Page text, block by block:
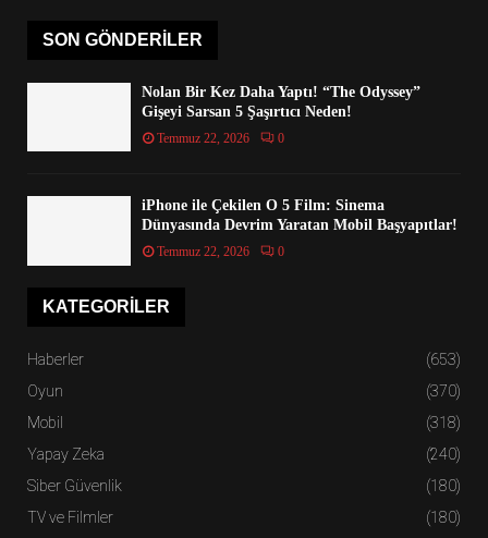
SON GÖNDERILER
Nolan Bir Kez Daha Yaptı! “The Odyssey”
Gişeyi Sarsan 5 Şaşırtıcı Neden!
Temmuz 22, 2026 0
iPhone ile Çekilen O 5 Film: Sinema
Dünyasında Devrim Yaratan Mobil Başyapıtlar!
Temmuz 22, 2026 0
KATEGORILER
Haberler
(653)
Oyun
(370)
Mobil
(318)
Yapay Zeka
(240)
Siber Güvenlik
(180)
TV ve Filmler
(180)